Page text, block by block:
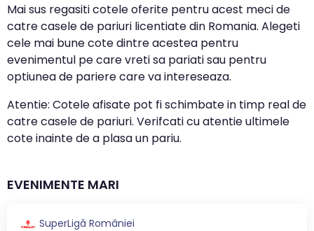
Mai sus regasiti cotele oferite pentru acest meci de
catre casele de pariuri licentiate din Romania. Alegeti
cele mai bune cote dintre acestea pentru
evenimentul pe care vreti sa pariati sau pentru
optiunea de pariere care va intereseaza.
Atentie: Cotele afisate pot fi schimbate in timp real de
catre casele de pariuri. Verifcati cu atentie ultimele
cote inainte de a plasa un pariu.
EVENIMENTE MARI
SuperLigă României